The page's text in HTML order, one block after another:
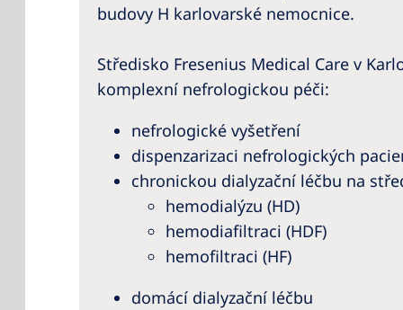
budovy H karlovarské nemocnice.
Středisko Fresenius Medical Care v
komplexní nefrologickou péči:
nefrologické vyšetření
dispenzarizaci nefrologických
chronickou dialyzační léčbu na
hemodialýzu (HD)
hemodiafiltraci (HDF)
hemofiltraci (HF)
domácí dialyzační léčbu